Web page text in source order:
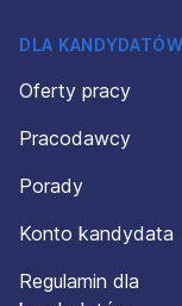
DLA KANDYDATÓW
Oferty pracy
Pracodawcy
Porady
Konto kandydata
Regulamin dla